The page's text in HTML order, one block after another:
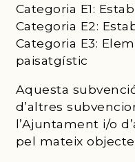
Categoria E1:
Categoria E2:
Categoria E3:
paisatgístic
Aquesta
d’altres
l’Ajuntament i/o
pel mateix